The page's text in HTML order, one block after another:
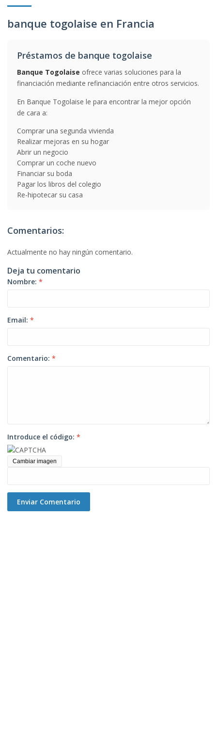
banque togolaise en Francia
Préstamos de banque togolaise
Banque Togolaise ofrece varias soluciones para la
financiación mediante refinanciación entre otros servicios.
En Banque Togolaise le para encontrar la mejor opción
de cara a:
Comprar una segunda vivienda
Realizar mejoras en su hogar
Abrir un negocio
Comprar un coche nuevo
Financiar su boda
Pagar los libros del colegio
Re-hipotecar su casa
Comentarios:
Actualmente no hay ningún comentario.
Deja tu comentario
Nombre: *
Email: *
Comentario: *
Introduce el código: *
Cambiar imagen
Enviar Comentario